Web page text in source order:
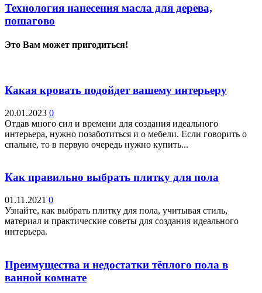
Технология нанесения масла для дерева,
пошагово
Это Вам может пригодиться!
Какая кровать подойдет вашему интерьеру
20.01.2023 0
Отдав много сил и времени для создания идеального
интерьера, нужно позаботиться и о мебели. Если говорить о
спальне, то в первую очередь нужно купить...
Как правильно выбрать плитку для пола
01.11.2021 0
Узнайте, как выбрать плитку для пола, учитывая стиль,
материал и практические советы для создания идеального
интерьера.
Преимущества и недостатки тёплого пола в
ванной комнате